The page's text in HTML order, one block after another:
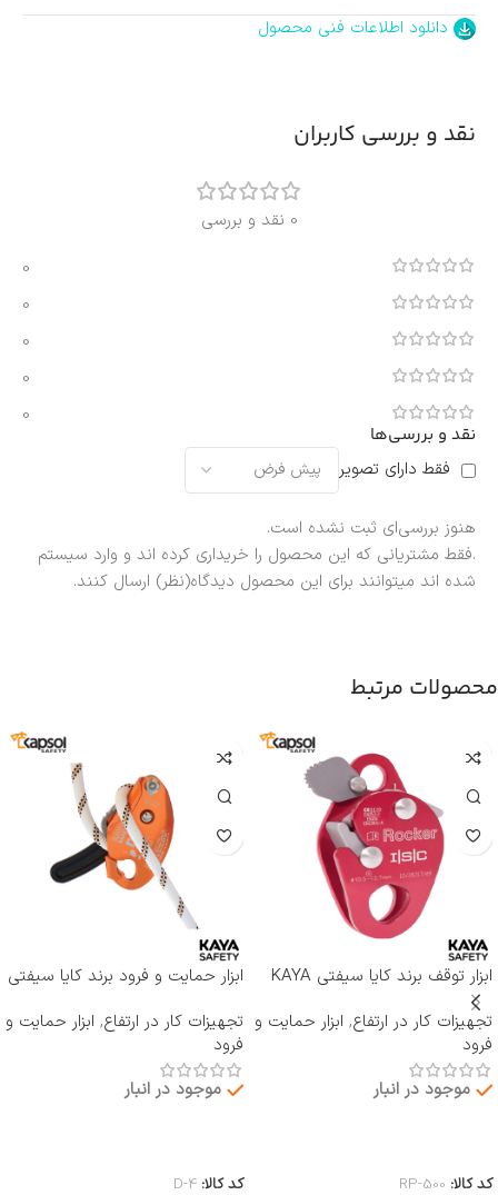
دانلود اطلاعات فنی محصول
نقد و بررسی کاربران
0 نقد و بررسی
0
0
0
0
0
نقد و بررسی‌ها
فقط دارای تصویر
هنوز بررسی‌ای ثبت نشده است.
.فقط مشتریانی که این محصول را خریداری کرده اند و وارد سیستم
شده اند میتوانند برای این محصول دیدگاه(نظر) ارسال کنند.
محصولات مرتبط
ابزار توقف برند کایا سیفتی KAYA
SAFETY مدل RP-500 ROCKER
تجهیزات کار در ارتفاع, ابزار حمایت و
فرود
موجود در انبار
کد کالا: RP-500
ابزار حمایت و فرود برند کایا سیفتی
تجهیزات کار در ارتفاع, ابزار حمایت و
فرود
موجود در انبار
کد کالا: D-4